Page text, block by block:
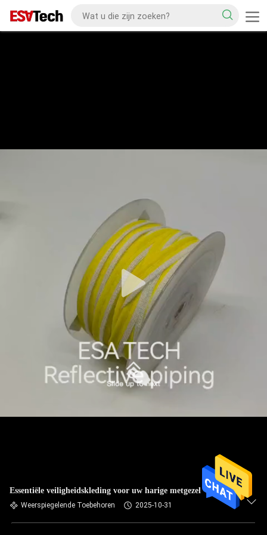
Essentiële veiligheidskleding voor uw harige metgezel
Weerspiegelende Toebehoren 2025-10-31